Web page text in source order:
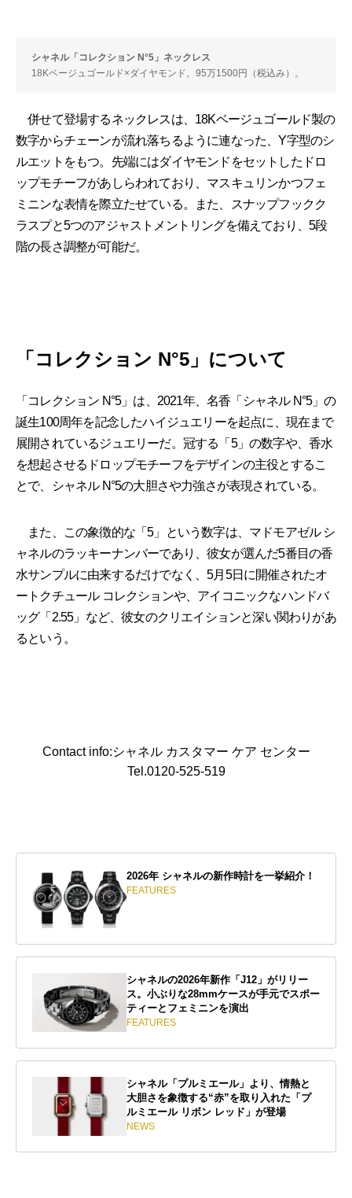
シャネル「コレクション N°5」ネックレス
18Kベージュゴールド×ダイヤモンド。95万1500円（税込み）。
併せて登場するネックレスは、18Kベージュゴールド製の
数字からチェーンが流れ落ちるように連なった、Y字型のシ
ルエットをもつ。先端にはダイヤモンドをセットしたドロ
ップモチーフがあしらわれており、マスキュリンかつフェ
ミニンな表情を際立たせている。また、スナップフックク
ラスプと5つのアジャストメントリングを備えており、5段
階の長さ調整が可能だ。
「コレクション N°5」について
「コレクション N°5」は、2021年、名香「シャネル N°5」の
誕生100周年を記念したハイジュエリーを起点に、現在まで
展開されているジュエリーだ。冠する「5」の数字や、香水
を想起させるドロップモチーフをデザインの主役とするこ
とで、シャネル N°5の大胆さや力強さが表現されている。
また、この象徴的な「5」という数字は、マドモアゼル シ
ャネルのラッキーナンバーであり、彼女が選んだ5番目の香
水サンプルに由来するだけでなく、5月5日に開催されたオ
ートクチュール コレクションや、アイコニックなハンドバ
ッグ「2.55」など、彼女のクリエイションと深い関わりがあ
るという。
Contact info:シャネル カスタマー ケア センター
Tel.0120-525-519
2026年 シャネルの新作時計を一挙紹介！
FEATURES
シャネルの2026年新作「J12」がリリー
ス。小ぶりな28mmケースが手元でスポー
ティーとフェミニンを演出
FEATURES
シャネル「プルミエール」より、情熱と
大胆さを象徴する“赤”を取り入れた「プ
ルミエール リボン レッド」が登場
NEWS